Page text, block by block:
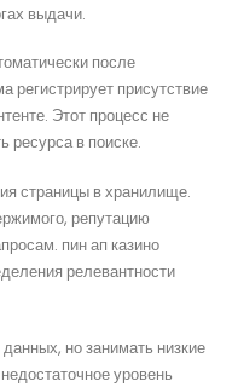
выдачи.
после
регистрирует присутствие
Этот процесс не
ресурса в поиске.
страницы в хранилище.
репутацию
пин ап казино
релевантности
но занимать низкие
уровень